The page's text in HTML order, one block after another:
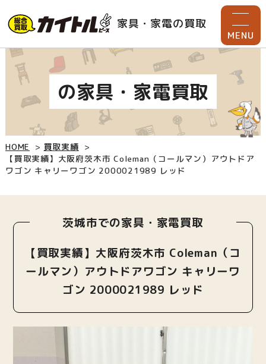
家具・家電の買取
MENU
の家具・家電買取
HOME
買取実績
【買取実績】大阪府茨木市 Coleman（コールマン）アウトドア
ワゴン キャリーワゴン 2000021989 レッド
茨城市での家具・家電買取
【買取実績】大阪府茨木市 Coleman（コ
ールマン）アウトドアワゴン キャリーワ
ゴン 2000021989 レッド